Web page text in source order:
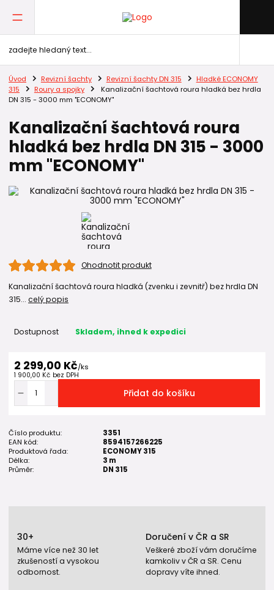
Úvod Revizní šachty Revizní šachty DN 315
Hladké ECONOMY
315
Roury a spojky
Kanalizační šachtová roura hladká bez hrdla
DN 315 - 3000 mm "ECONOMY"
Kanalizační šachtová roura
hladká bez hrdla DN 315 - 3000
mm "ECONOMY"
Ohodnotit produkt
Kanalizační šachtová roura hladká (zvenku i zevnitř) bez hrdla DN
315... celý popis
Dostupnost Skladem, ihned k expedici
2 299,00 Kč/ks
1 900,00 Kč bez DPH
Přidat do košíku
Číslo produktu:
3351
EAN kód:
8594157266225
Produktová řada:
ECONOMY 315
Délka:
3 m
Průměr:
DN 315
30+
Máme více než 30 let
zkušeností a vysokou
odbornost.
Doručení v ČR a SR
Veškeré zboží vám doručíme
kamkoliv v ČR a SR. Cenu
dopravy víte ihned.